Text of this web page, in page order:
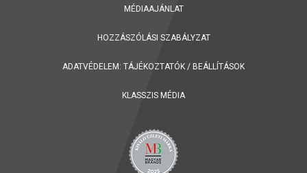
MÉDIAAJÁNLAT
HOZZÁSZÓLÁSI SZABÁLYZAT
ADATVÉDELEM: TÁJÉKOZTATÓK / BEÁLLÍTÁSOK
KLASSZIS MÉDIA